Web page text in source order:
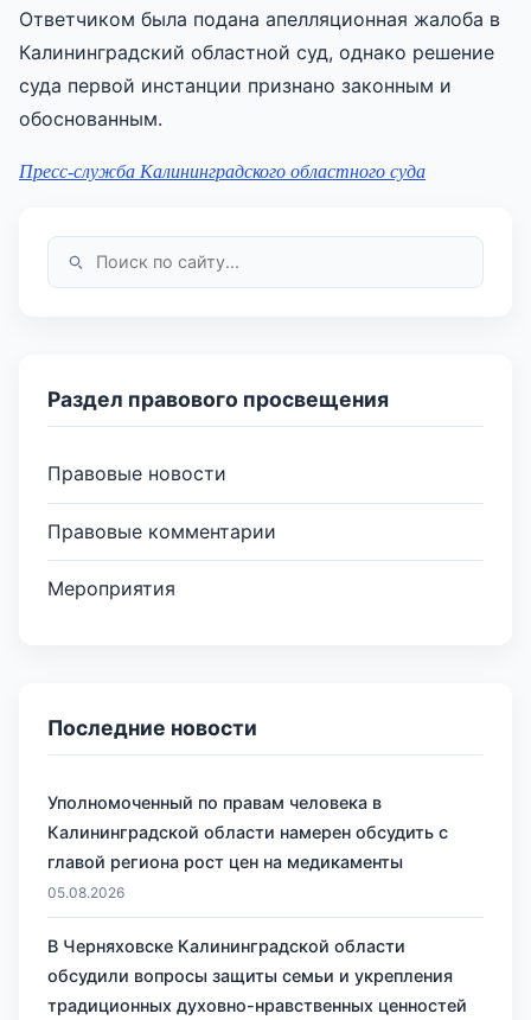
Ответчиком была подана апелляционная жалоба в
Калининградский областной суд, однако решение
суда первой инстанции признано законным и
обоснованным.
Пресс-служба Калининградского областного суда
Раздел правового просвещения
Правовые новости
Правовые комментарии
Мероприятия
Последние новости
Уполномоченный по правам человека в
Калининградской области намерен обсудить с
главой региона рост цен на медикаменты
05.08.2026
В Черняховске Калининградской области
обсудили вопросы защиты семьи и укрепления
традиционных духовно-нравственных ценностей